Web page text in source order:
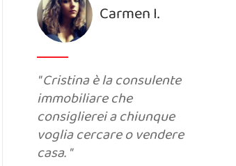
Carmen I.
Cristina è la consulente
immobiliare che
consiglierei a chiunque
voglia cercare o vendere
casa.